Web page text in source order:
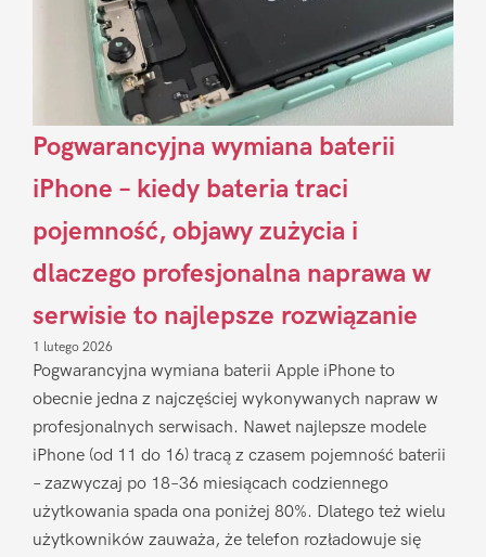
Pogwarancyjna wymiana baterii
iPhone – kiedy bateria traci
pojemność, objawy zużycia i
dlaczego profesjonalna naprawa w
serwisie to najlepsze rozwiązanie
1 lutego 2026
Pogwarancyjna wymiana baterii Apple iPhone to
obecnie jedna z najczęściej wykonywanych napraw w
profesjonalnych serwisach. Nawet najlepsze modele
iPhone (od 11 do 16) tracą z czasem pojemność baterii
– zazwyczaj po 18–36 miesiącach codziennego
użytkowania spada ona poniżej 80%. Dlatego też wielu
użytkowników zauważa, że telefon rozładowuje się